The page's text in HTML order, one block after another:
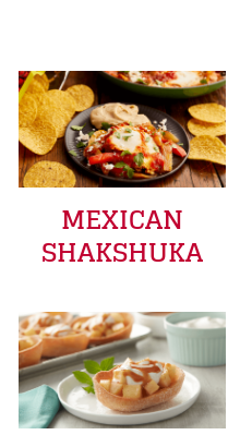
MEXICAN
SHAKSHUKA